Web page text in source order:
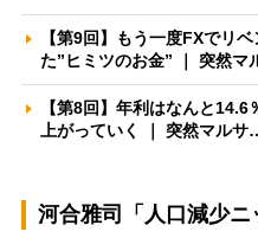
【第9回】もう一度FXでリ
た”ヒミツのお金” ｜ 突然マ
【第8回】年利はなんと
上がっていく ｜ 突然マルサ
河合雅司「人口減少ニ